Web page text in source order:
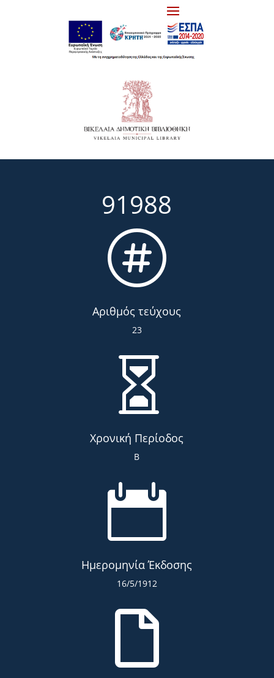
91988

Αριθμός τεύχους
23

Χρονική Περίοδος
Β

Ημερομηνία Έκδοσης
16/5/1912
